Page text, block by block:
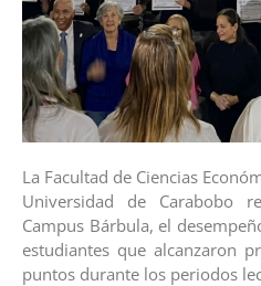
La Facultad de Ciencias
Universidad de Carabobo
Campus Bárbula, el
estudiantes que alcanzaron
puntos durante los periodos